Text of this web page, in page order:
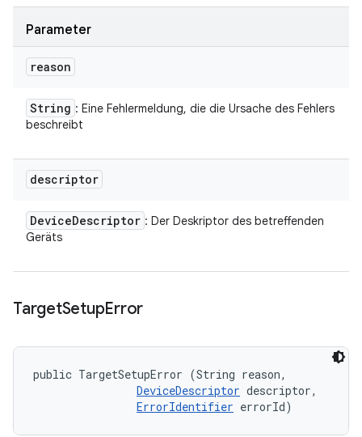
Parameter
reason
String : Eine Fehlermeldung, die die Ursache des Fehlers
beschreibt
descriptor
DeviceDescriptor : Der Deskriptor des betreffenden
Geräts
TargetSetupError
public TargetSetupError (String reason,
DeviceDescriptor descriptor,
ErrorIdentifier errorId)